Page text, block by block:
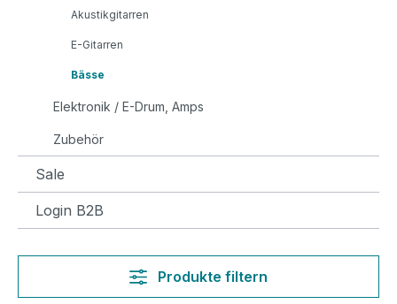
Akustikgitarren
E-Gitarren
Bässe
Elektronik / E-Drum, Amps
Zubehör
Sale
Login B2B
Produkte filtern